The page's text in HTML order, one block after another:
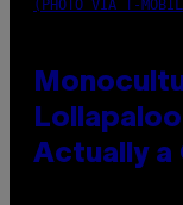
(PHOTO VIA T-
Actually a